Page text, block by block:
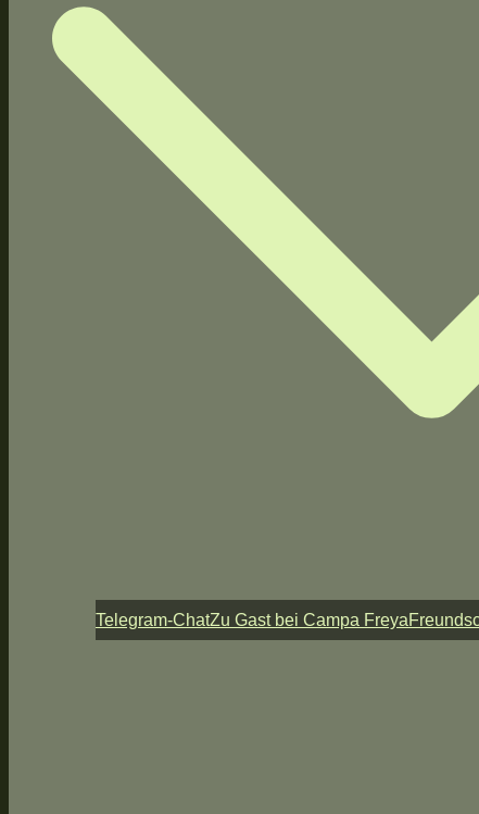
Telegram-ChatZu Gast bei Campa Freya